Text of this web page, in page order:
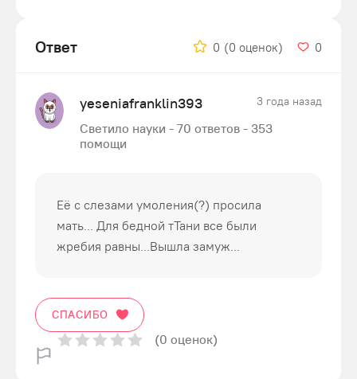
Ответ 0 (0 оценок) 0
yeseniafranklin393 3 года назад
Светило науки - 70 ответов - 353
помощи
Её с слезами умоления(?) просила
мать... Для бедной тТани все были
жребия равны...Вышла замуж...
СПАСИБО
(0 оценок)